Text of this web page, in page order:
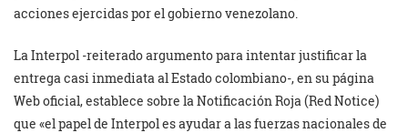
acciones ejercidas por el gobierno venezolano.
La Interpol -reiterado argumento para intentar justificar la
entrega casi inmediata al Estado colombiano-, en su página
Web oficial, establece sobre la Notificación Roja (Red Notice)
que «el papel de Interpol es ayudar a las fuerzas nacionales de